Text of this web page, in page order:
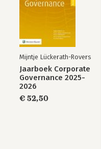
Mijntje Lückerath-Rovers
Jaarboek Corporate
Governance 2025-
2026
€ 52,50